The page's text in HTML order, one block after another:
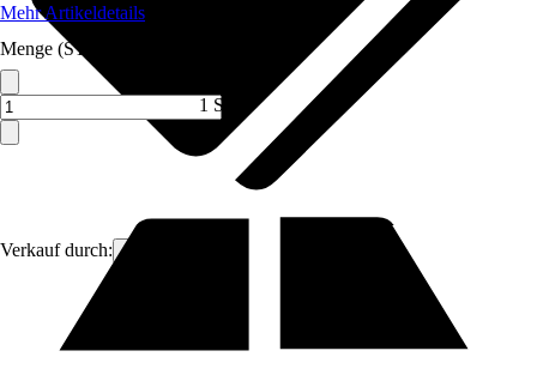
Verkauf durch: Solargala
Mehr Artikeldetails
Menge (ST)
1 ST